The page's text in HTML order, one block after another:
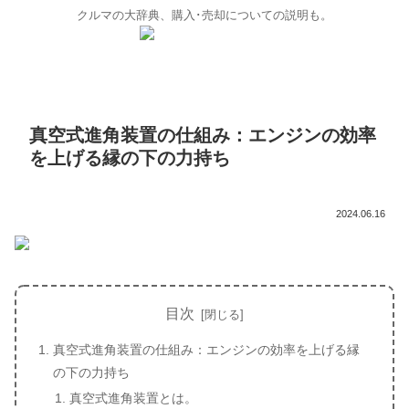
クルマの大辞典、購入･売却についての説明も。
真空式進角装置の仕組み：エンジンの効率
を上げる縁の下の力持ち
2024.06.16
目次
真空式進角装置の仕組み：エンジンの効率を上げる縁
の下の力持ち
真空式進角装置とは。